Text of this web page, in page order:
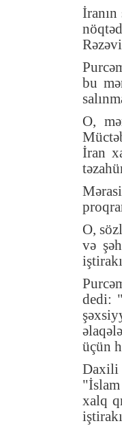
bu
O,
İran
O,
və
dedi:
üçün
Daxili
xalq